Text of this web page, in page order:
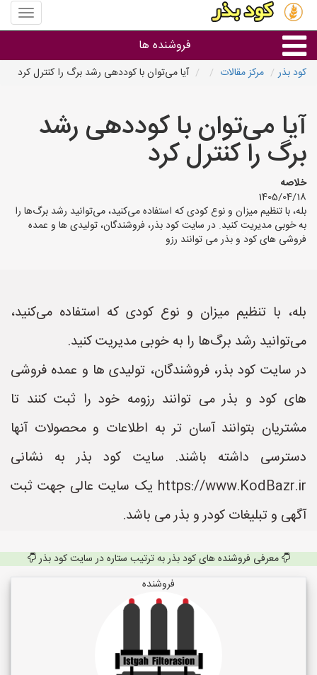
منوی
سایت
بذر
فروشنده ها
استان ها
کود بذر مرکز مقالات آیا می‌توان با کوددهی رشد برگ را کنترل کرد
آیا می‌توان با کوددهی رشد
برگ را کنترل کرد
خلاصه
1405/04/18
بله، با تنظیم میزان و نوع کودی که استفاده می‌کنید، می‌توانید رشد برگ‌ها را
به خوبی مدیریت کنید. در سایت کود بذر، فروشندگان، تولیدی ها و عمده
فروشی های کود و بذر می توانند رزو
بله، با تنظیم میزان و نوع کودی که استفاده می‌کنید،
می‌توانید رشد برگ‌ها را به خوبی مدیریت کنید.
در سایت کود بذر، فروشندگان، تولیدی ها و عمده فروشی
های کود و بذر می توانند رزومه خود را ثبت کنند تا
مشتریان بتوانند آسان تر به اطلاعات و محصولات آنها
دسترسی داشته باشند. سایت کود بذر به نشانی
https://www.KodBazr.ir یک سایت عالی جهت ثبت
آگهی و تبلیغات کودر و بذر می باشد.
معرفی فروشنده های کود بذر به ترتیب ستاره در سایت کود بذر
فروشنده